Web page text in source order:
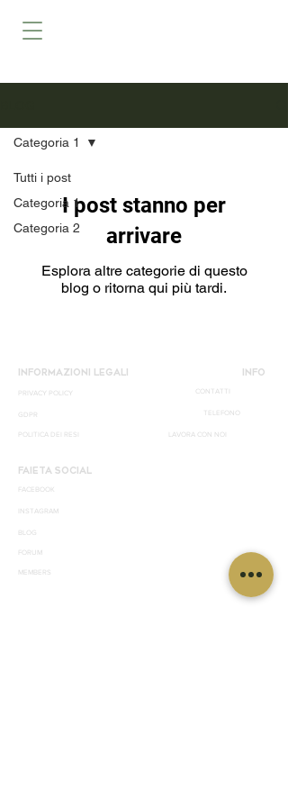
Tutti i post
Categoria 1
Categoria 2
Categoria 1
I post stanno per
arrivare
Esplora altre categorie di questo
blog o ritorna qui più tardi.
INFORMAZIONI LEGALI
PRIVACY POLICY
GDPR
POLITICA DEI RESI
INFO
CONTATTI
TELEFONO
LAVORA CON NOI
FAIETA SOCIAL
FACEBOOK
INSTAGRAM
BLOG
FORUM
MEMBERS